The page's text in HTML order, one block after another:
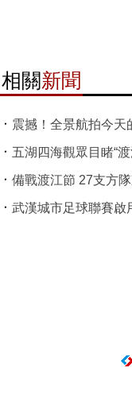
相關新聞
震撼！全景航拍今天
五湖四海觀眾目睹“
備戰渡江節 27支方
武漢城市足球聯賽啟